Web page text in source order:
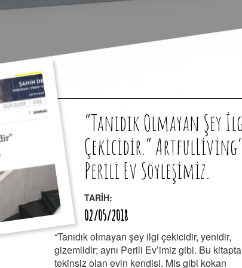
“Tanıdık Olmayan Şey
Çekicidir.”
Perili Ev Söyleşimiz.
TARİH:
02/05/2018
“Tanıdık olmayan şey ilgi çekicidir, yenidir,
gizemlidir; aynı Perili Ev’imiz gibi. Bu kitapta
tekinsiz olan evin kendisi. Mis gibi kokan